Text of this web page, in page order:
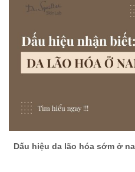
Dấu hiệu da lão hóa sớm ở